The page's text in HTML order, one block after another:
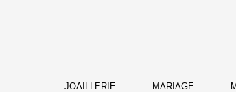
JOAILLERIE MARIAGE